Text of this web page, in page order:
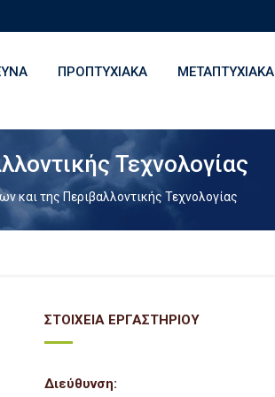
ΠΡΟΠΤΥΧΙΑΚΆ ΜΕΤΑΠΤΥΧΙΑΚΆ
Τεχνολογίας
και της Περιβαλλοντικής Τεχνολογίας
ΣΤΟΙΧΕΙΑ ΕΡΓΑΣΤΗΡΙΟΥ
Διεύθυνση: